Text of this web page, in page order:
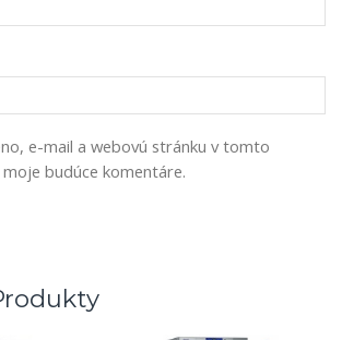
e-mail a webovú stránku v tomto
budúce komentáre.